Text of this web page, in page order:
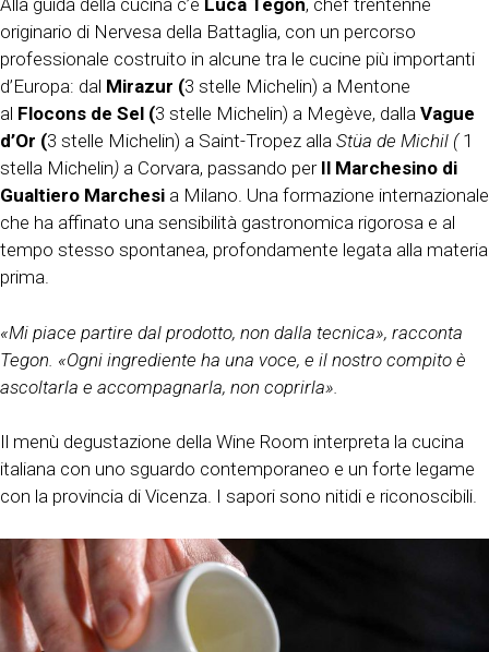
Alla guida della cucina c’è Luca Tegon, chef trentenne
originario di Nervesa della Battaglia, con un percorso
professionale costruito in alcune tra le cucine più importanti
d’Europa: dal Mirazur (3 stelle Michelin) a Mentone
al Flocons de Sel (3 stelle Michelin) a Megève, dalla Vague
d’Or (3 stelle Michelin) a Saint-Tropez alla Stüa de Michil (1
stella Michelin) a Corvara, passando per Il Marchesino di
Gualtiero Marchesi a Milano. Una formazione internazionale
che ha affinato una sensibilità gastronomica rigorosa e al
tempo stesso spontanea, profondamente legata alla materia
prima.
«Mi piace partire dal prodotto, non dalla tecnica», racconta
Tegon. «Ogni ingrediente ha una voce, e il nostro compito è
ascoltarla e accompagnarla, non coprirla».
Il menù degustazione della Wine Room interpreta la cucina
italiana con uno sguardo contemporaneo e un forte legame
con la provincia di Vicenza. I sapori sono nitidi e riconoscibili.